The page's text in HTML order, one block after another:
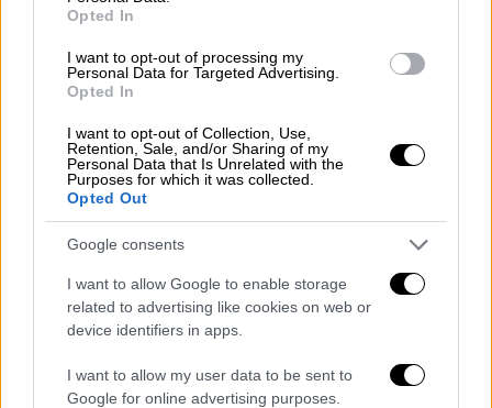
Opted In
I want to opt-out of processing my
Personal Data for Targeted Advertising.
Opted In
I want to opt-out of Collection, Use,
Retention, Sale, and/or Sharing of my
Personal Data that Is Unrelated with the
Purposes for which it was collected.
Opted Out
Google consents
I want to allow Google to enable storage
related to advertising like cookies on web or
device identifiers in apps.
I want to allow my user data to be sent to
Google for online advertising purposes.
Οι τελικές αποφάσεις για την
ενίσχυση των Ενόπλων Δυνάμεων
Από την άλλη πλευρά, οι
Ένοπλες Δυνάμεις
περνούν στον αστερισμό της ενίσχυσης με
νέα όπλα και δυνατότητες. Σύμφωνα με
πληροφορίες θα χρηματοδοτηθούν νέες
αγορές και αναβαθμίσεις του υπάρχοντος
υλικού. Κατά τις ίδιες πηγές ενημέρωσης, ο